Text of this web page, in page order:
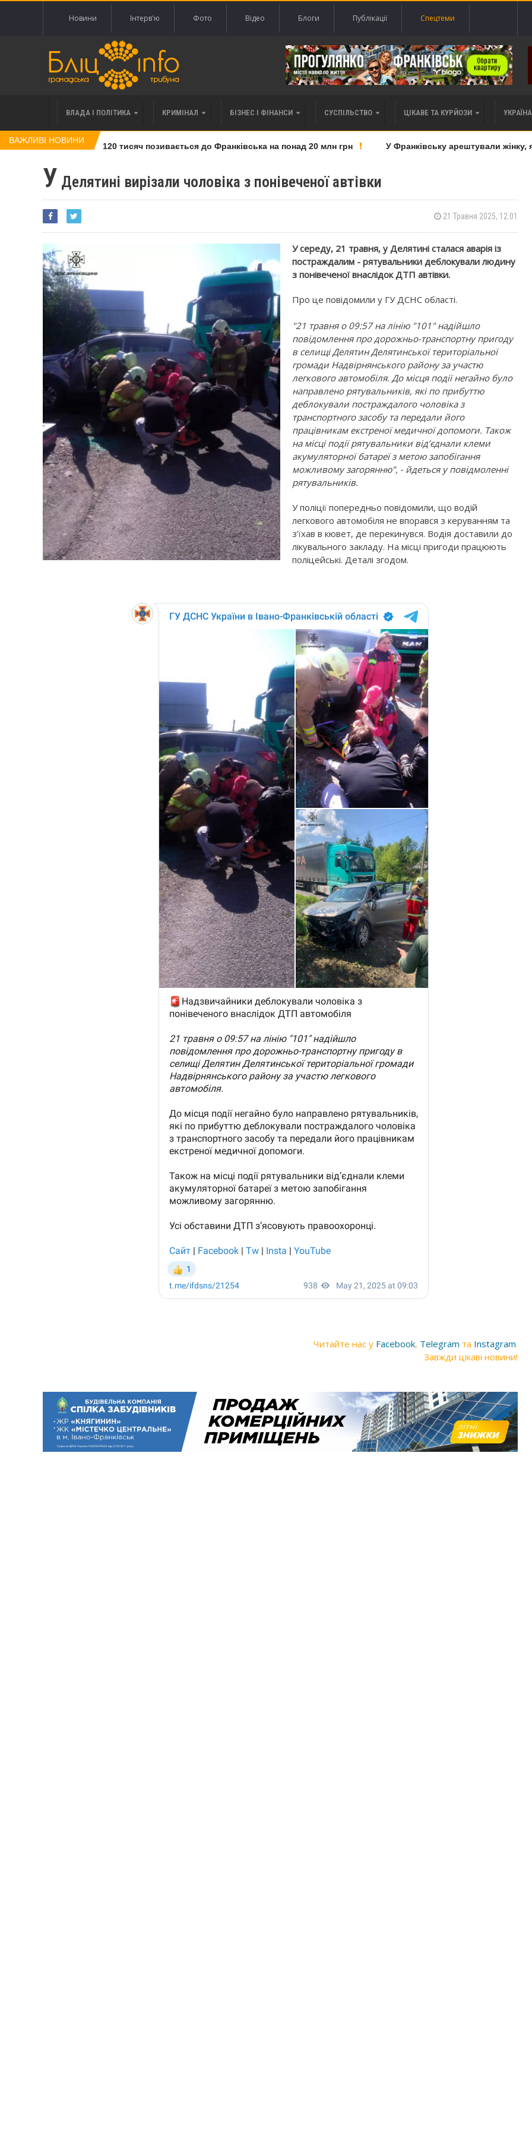
Новини Інтерв'ю Фото Відео Блоги Публікації Спецтеми
ВЛАДА І ПОЛІТИКА КРИМІНАЛ БІЗНЕС І ФІНАНСИ СУСПІЛЬСТВО ЦІКАВЕ ТА КУРЙОЗИ
ВАЖЛИВІ НОВИНИ
права вимоги за 120 тисяч позивається до Франківська на понад 20 млн грн У Франківську арештували жінку,
У Делятині вирізали чоловіка з понівеченої автівки
21 Травня 2025, 12:01
У середу, 21 травня, у Делятині сталася аварія із
постраждалим - рятувальники деблокували людину
з понівеченої внаслідок ДТП автівки.
Про це повідомили у ГУ ДСНС області.
"21 травня о 09:57 на лінію "101" надійшло
повідомлення про дорожньо-транспортну пригоду
в селищі Делятин Делятинської територіальної
громади Надвірнянського району за участю
легкового автомобіля. До місця події негайно було
направлено рятувальників, які по прибуттю
деблокували постраждалого чоловіка з
транспортного засобу та передали його
працівникам екстреної медичної допомоги. Також
на місці події рятувальники від’єднали клеми
акумуляторної батареї з метою запобігання
можливому загорянню", - йдеться у повідмоленні
рятувальників.
У поліції попередньо повідомили, що водій
легкового автомобіля не впорався з керуванням та
з’їхав в кювет, де перекинувся. Водія доставили до
лікувального закладу. На місці пригоди працюють
поліцейські. Деталі згодом.
Читайте нас у Facebook, Telegram та Instagram.
Завжди цікаві новини!